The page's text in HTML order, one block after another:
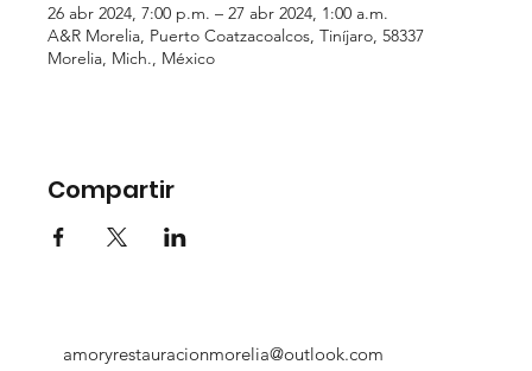
26 abr 2024, 7:00 p.m. – 27 abr 2024, 1:00 a.m.
A&R Morelia, Puerto Coatzacoalcos, Tiníjaro, 58337
Morelia, Mich., México
Compartir
amoryrestauracionmorelia@outlook.com